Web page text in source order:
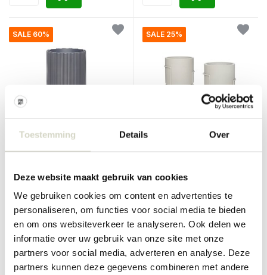
Toestemming Details Over
Deze website maakt gebruik van cookies
We gebruiken cookies om content en advertenties te
personaliseren, om functies voor social media te bieden
en om ons websiteverkeer te analyseren. Ook delen we
informatie over uw gebruik van onze site met onze
partners voor social media, adverteren en analyse. Deze
partners kunnen deze gegevens combineren met andere
SALE 60%
Hubsch
Incl. btw
• Op voorraad
SALE 25%
Incl. btw
• Op voorraad